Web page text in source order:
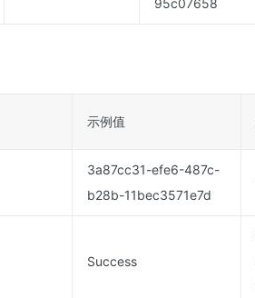
95c07658
示例值
3a87cc31-efe6-487c-
b28b-11bec3571e7d
Success